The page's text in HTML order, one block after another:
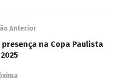
Anterior
na Copa Paulista